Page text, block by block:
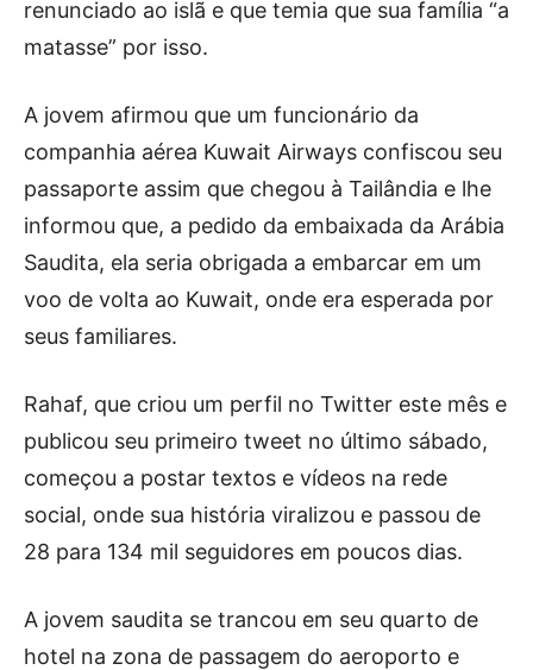
renunciado ao islã e que temia que sua família “a
matasse” por isso.
A jovem afirmou que um funcionário da
companhia aérea Kuwait Airways confiscou seu
passaporte assim que chegou à Tailândia e lhe
informou que, a pedido da embaixada da Arábia
Saudita, ela seria obrigada a embarcar em um
voo de volta ao Kuwait, onde era esperada por
seus familiares.
Rahaf, que criou um perfil no Twitter este mês e
publicou seu primeiro tweet no último sábado,
começou a postar textos e vídeos na rede
social, onde sua história viralizou e passou de
28 para 134 mil seguidores em poucos dias.
A jovem saudita se trancou em seu quarto de
hotel na zona de passagem do aeroporto e